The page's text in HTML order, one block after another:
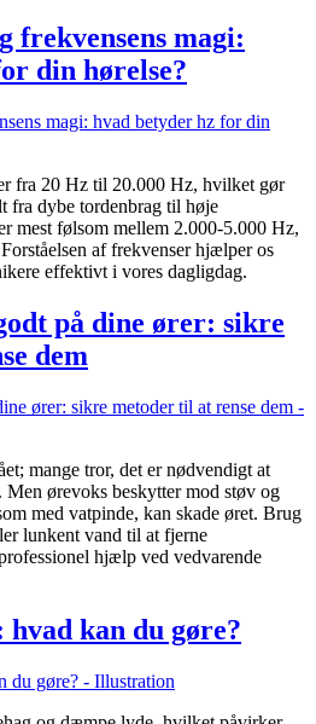
frekvensens magi:
din hørelse?
fra 20 Hz til 20.000 Hz, hvilket gør
fra dybe tordenbrag til høje
mest følsom mellem 2.000-5.000 Hz,
af frekvenser hjælper os
effektivt i vores dagligdag.
på dine ører: sikre
dem
mange tror, det er nødvendigt at
ørevoks beskytter mod støv og
med vatpinde, kan skade øret. Brug
lunkent vand til at fjerne
hjælp ved vedvarende
kan du gøre?